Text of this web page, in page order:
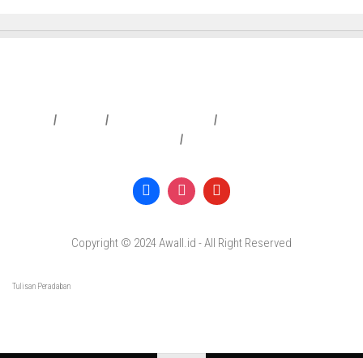
| | |
|
Copyright © 2024 Awall.id - All Right Reserved
Tulisan Peradaban